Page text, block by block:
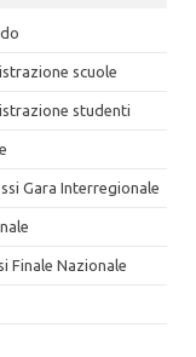
scuole
studenti
Gara Interregionale
Finale Nazionale